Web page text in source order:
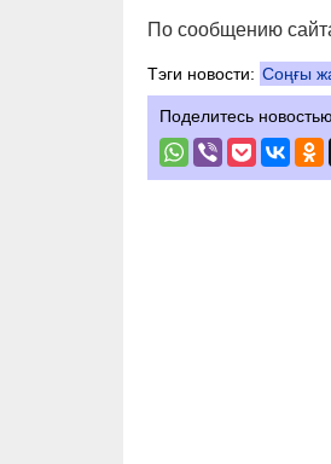
По сообщению
Тэги новости: Соңғы
Поделитесь